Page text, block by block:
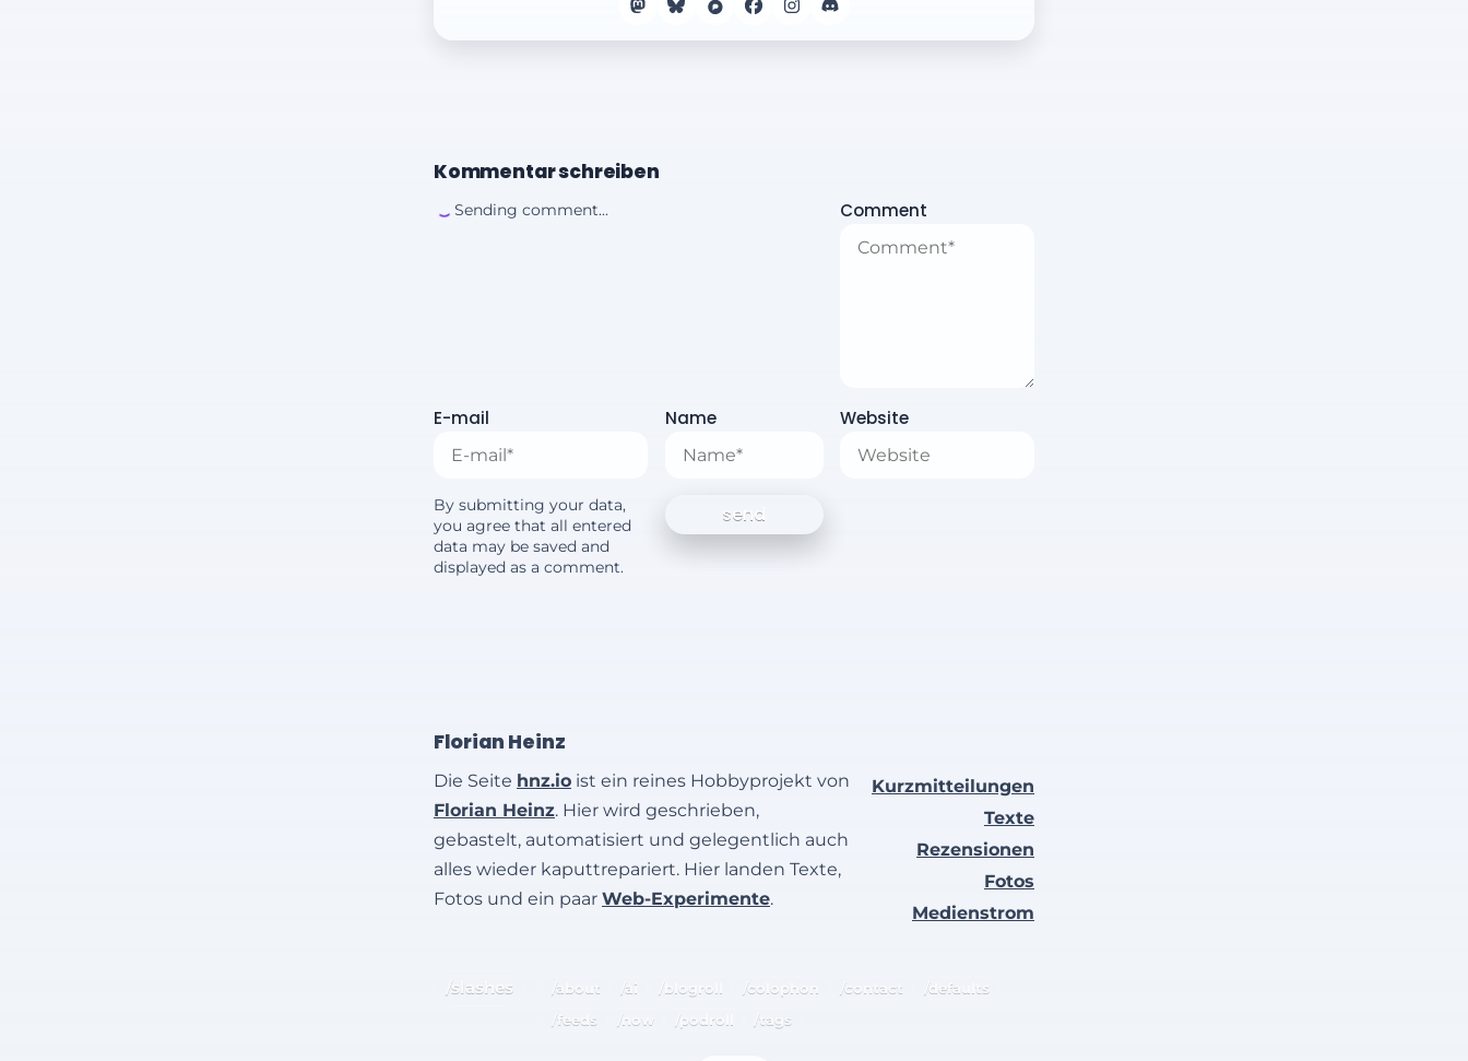
Kommentar schreiben
Sending comment... Comment
E-mail Name Website
By submitting your data,
you agree that all entered
data may be saved and
displayed as a comment.
Florian Heinz
Die Seite hnz.io ist ein reines Hobbyprojekt von
Florian Heinz. Hier wird geschrieben,
gebastelt, automatisiert und gelegentlich auch
alles wieder kaputtrepariert. Hier landen Texte,
Fotos und ein paar Web-Experimente.
Kurzmitteilungen
Texte
Rezensionen
Fotos
Medienstrom
/slashes /about /ai /blogroll /colophon /contact
/defaults
/feeds
/now /podroll /tags